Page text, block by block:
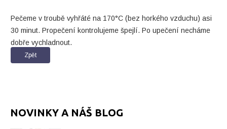
Pečeme v troubě vyhřáté na 170°C (bez horkého vzduchu) asi
30 minut. Propečení kontrolujeme špejlí. Po upečení necháme
dobře vychladnout.
Zpět
NOVINKY A NÁŠ BLOG